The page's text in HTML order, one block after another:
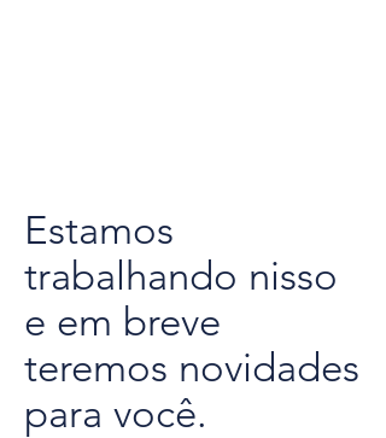
Estamos
trabalhando nisso
e em breve
teremos novidades
para você.